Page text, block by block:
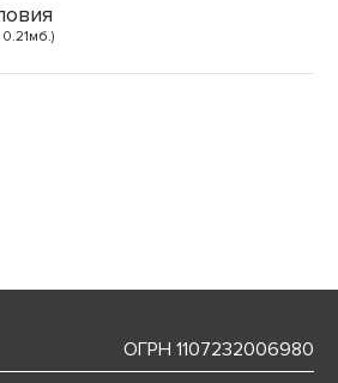
ОГРН 1107232006980